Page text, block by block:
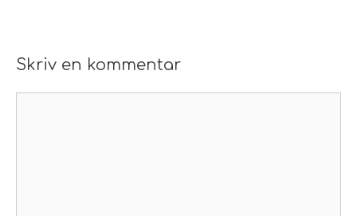
Skriv en kommentar